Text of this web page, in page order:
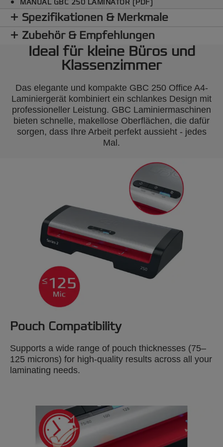
MANUAL GBC 250 LAMINATOR (PDF)
Spezifikationen & Merkmale
Zubehör & Empfehlungen
Ideal für kleine Büros und
Klassenzimmer
Das elegante und kompakte GBC 250 Office A4-
Laminiergerät kombiniert ein schlankes Design mit
professioneller Leistung. GBC Laminiermaschinen
bieten schnelle, makellose Oberflächen, die dafür
sorgen, dass Ihre Arbeit perfekt aussieht - jedes
Mal.
Pouch Compatibility
Supports a wide range of pouch thicknesses (75–
125 microns) for high-quality results across all your
laminating needs.